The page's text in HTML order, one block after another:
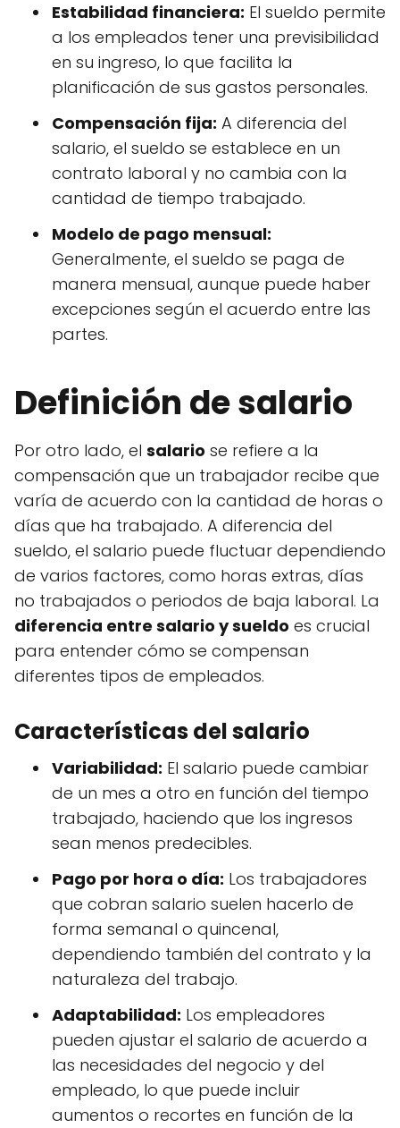
Estabilidad financiera: El sueldo permite
a los empleados tener una previsibilidad
en su ingreso, lo que facilita la
planificación de sus gastos personales.
Compensación fija: A diferencia del
salario, el sueldo se establece en un
contrato laboral y no cambia con la
cantidad de tiempo trabajado.
Modelo de pago mensual:
Generalmente, el sueldo se paga de
manera mensual, aunque puede haber
excepciones según el acuerdo entre las
partes.
Definición de salario
Por otro lado, el salario se refiere a la
compensación que un trabajador recibe que
varía de acuerdo con la cantidad de horas o
días que ha trabajado. A diferencia del
sueldo, el salario puede fluctuar dependiendo
de varios factores, como horas extras, días
no trabajados o periodos de baja laboral. La
diferencia entre salario y sueldo es crucial
para entender cómo se compensan
diferentes tipos de empleados.
Características del salario
Variabilidad: El salario puede cambiar
de un mes a otro en función del tiempo
trabajado, haciendo que los ingresos
sean menos predecibles.
Pago por hora o día: Los trabajadores
que cobran salario suelen hacerlo de
forma semanal o quincenal,
dependiendo también del contrato y la
naturaleza del trabajo.
Adaptabilidad: Los empleadores
pueden ajustar el salario de acuerdo a
las necesidades del negocio y del
empleado, lo que puede incluir
aumentos o recortes en función de la